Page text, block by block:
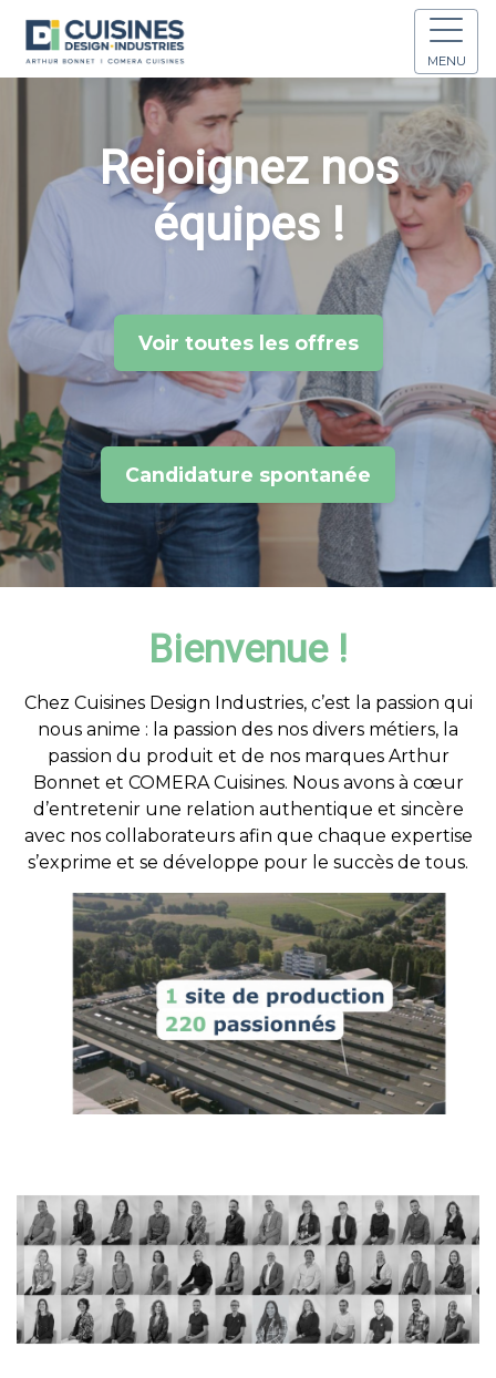
MENU
Rejoignez nos
équipes !
Voir toutes les offres
Candidature spontanée
Bienvenue !
Chez Cuisines Design Industries, c’est la passion qui
nous anime : la passion des nos divers métiers, la
passion du produit et de nos marques Arthur
Bonnet et COMERA Cuisines. Nous avons à cœur
d’entretenir une relation authentique et sincère
avec nos collaborateurs afin que chaque expertise
s’exprime et se développe pour le succès de tous.